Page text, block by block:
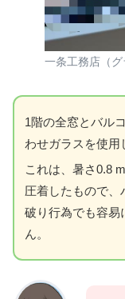
一条工務店（グ
1階の全窓とバル
わせガラスを使用
これは、暑さ0.8
圧着したもので、
破り行為でも容易
ん。